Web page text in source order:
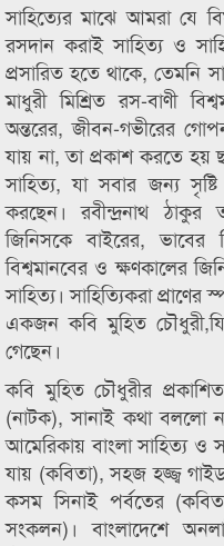
সাহিত্যের মাঝে আমরা যে
রসদান করাই সাহিত্য ও
প্রসারিত হতে থাকে,
মাধুরী মিশ্রিত রস-বাণী
অন্তরের, জীবন-গভীরের
যায় না, তা প্রকাশ করতে হয়
সাহিত্য, যা সবার জন্য
করছেন। রবীন্দ্রনাথ ঠাকুর
জিনিসকে বাইরের, ভাবের
বিশ্বমানবের ও ক্ষণকালের
সাহিত্য। সাহিত্যিকরা
একজন কবি মুহিত
গেছেন।
কবি মুহিত চৌধুরীর
(নাটক), সানাই কথা বললো
আমেরিকায় বাংলা সাহিত্য ও
যায় (কবিতা), সহজ হজ্জ্ব
কসম সিনাই পর্বতের
সংকলন)। বাংলাদেশে